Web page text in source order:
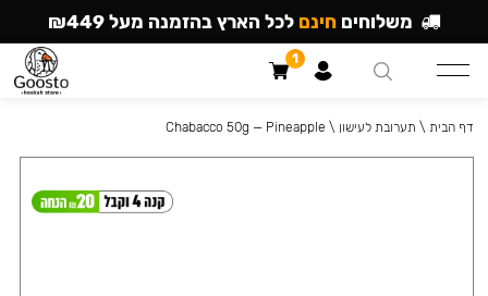
דף הבית \ תערובת לעישון \
Chabacco 50g — Pineapple
משלוחים חינם לכל הארץ בהזמנה מעל ₪449
1